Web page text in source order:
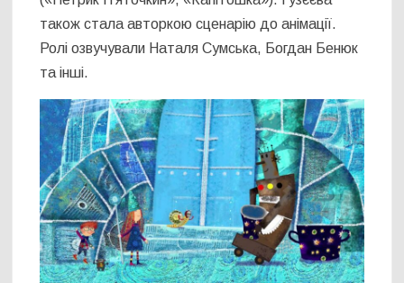
також стала авторкою сценарію до анімації.
Ролі озвучували Наталя Сумська, Богдан Бенюк
та інші.